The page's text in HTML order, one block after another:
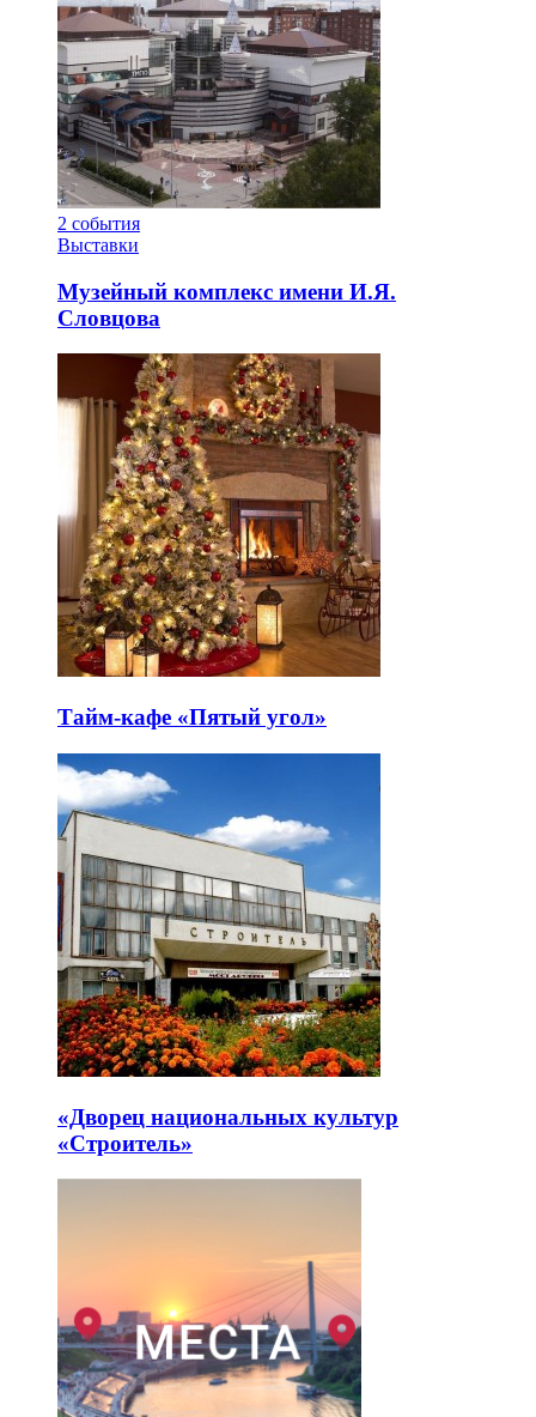
2 события
Выставки
Музейный комплекс имени И.Я.
Словцова
Тайм-кафе «Пятый угол»
«Дворец национальных культур
«Строитель»